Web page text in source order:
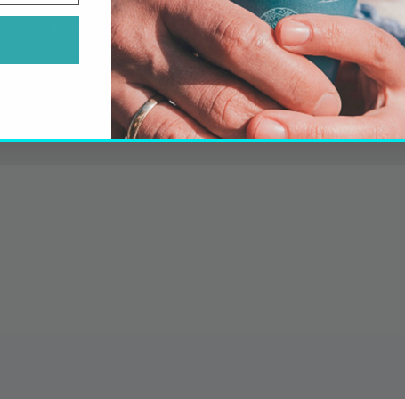
Последвайте ни във Facebook
Последвайте ни във Instagram
Последвайте ни във YouTube
Последвайте ни във LinkedIn
Последвайте ни във LinkedIn
Туристически лиценз